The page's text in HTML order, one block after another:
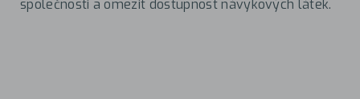
společnosti a omezit dostupnost návykových látek.